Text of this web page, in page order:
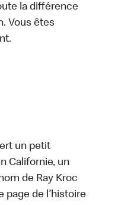
la différence
Vous êtes
un petit
Californie, un
de Ray Kroc
page de l’histoire